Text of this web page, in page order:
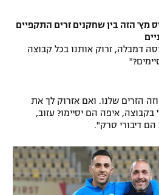
מץ' הזה בין שחקנים זרים התקפיים
דמבלה, זרוק אותנו בכל קבוצה
הזרים שלנו. ואם אזרוק לך את
איפה הם יסיימו? עזוב,
הם דיבורי סרק".